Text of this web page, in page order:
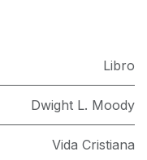
Libro
Dwight L. Moody
Vida Cristiana